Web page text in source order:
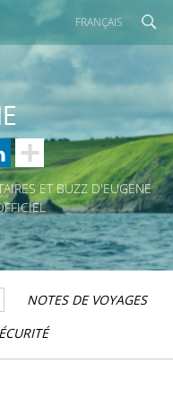
FRANÇAIS
ET BUZZ D'EUGENE
NOTES DE VOYAGES